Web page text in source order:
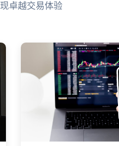
卓越交易体验